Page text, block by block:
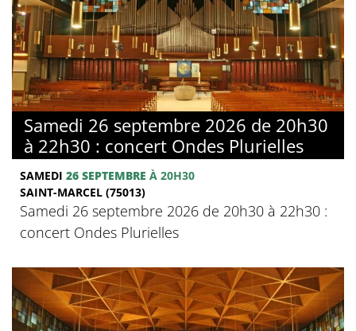
Samedi 26 septembre 2026 de 20h30
à 22h30 : concert Ondes Plurielles
SAMEDI 26 SEPTEMBRE À 20H30
SAINT-MARCEL (75013)
Samedi 26 septembre 2026 de 20h30 à 22h30 :
concert Ondes Plurielles